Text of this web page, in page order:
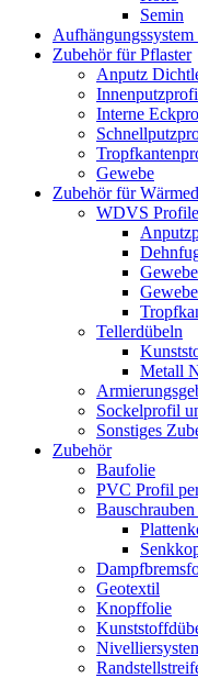
Semin
Zubehör für Pflaster
Anputz
Interne
Gewebe
Zubehör für
WDVS Profile
Tellerdübeln
Metall
Sockelprofil
Sonstiges
Zubehör
Baufolie
PVC Profil
Geotextil
Knopffolie